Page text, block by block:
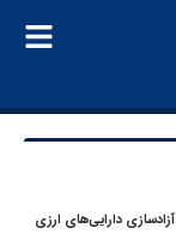
دارایی‌های ارزی